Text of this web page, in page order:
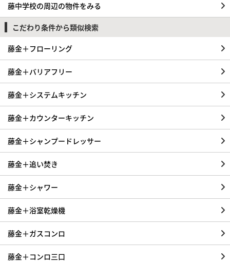
藤中学校の周辺の物件をみる
こだわり条件から類似検索
藤金＋フローリング
藤金＋バリアフリー
藤金＋システムキッチン
藤金＋カウンターキッチン
藤金＋シャンプードレッサー
藤金＋追い焚き
藤金＋シャワー
藤金＋浴室乾燥機
藤金＋ガスコンロ
藤金＋コンロ三口